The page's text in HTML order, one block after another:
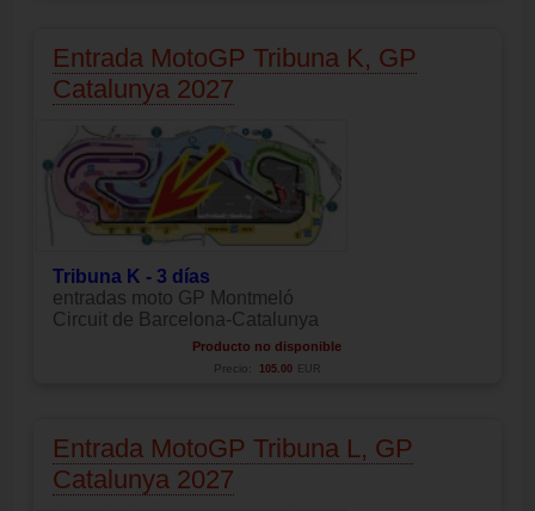
Entrada MotoGP Tribuna K, GP
Catalunya 2027
Tribuna K - 3 días
entradas moto GP Montmeló
Circuit de Barcelona-Catalunya
Producto no disponible
Precio: 105.00 EUR
Entrada MotoGP Tribuna L, GP
Catalunya 2027